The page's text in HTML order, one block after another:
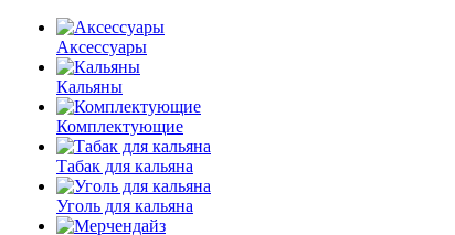
Аксессуары
Кальяны
Комплектующие
Табак для кальяна
Уголь для кальяна